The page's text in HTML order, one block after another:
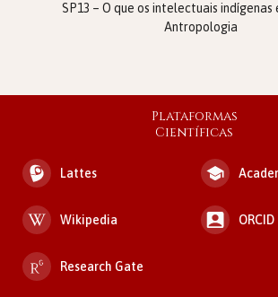
SP13 – O que os intelectuais indígenas
Antropologia
Plataformas
Científicas
Lattes
Wikipedia ORCID
Research Gate